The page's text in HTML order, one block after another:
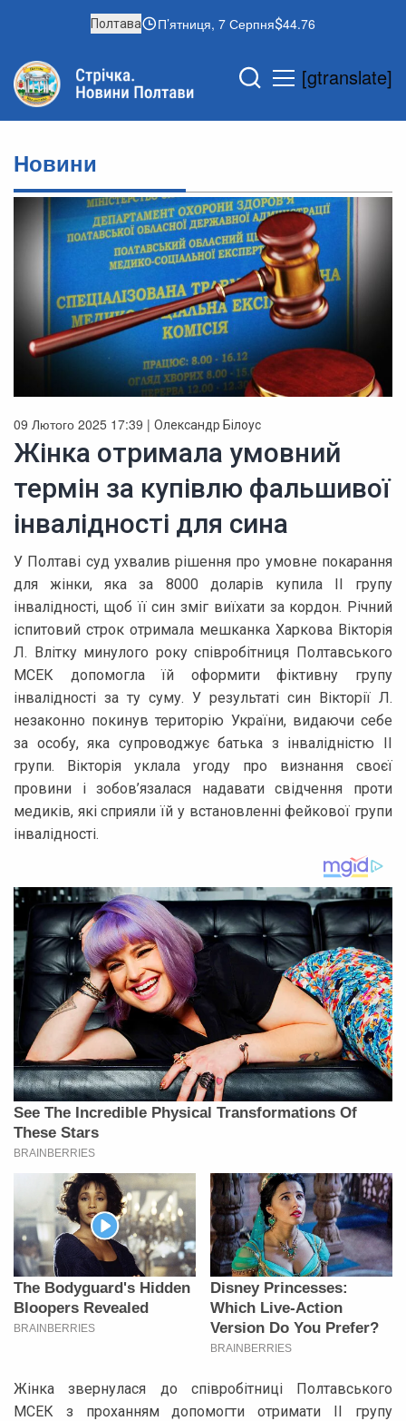
Полтава П’ятниця, 7 Серпня 44.76
[gtranslate]
Новини
09 Лютого 2025 17:39 | Олександр Білоус
Жінка отримала умовний
термін за купівлю фальшивої
інвалідності для сина
У Полтаві суд ухвалив рішення про умовне покарання
для жінки, яка за 8000 доларів купила II групу
інвалідності, щоб її син зміг виїхати за кордон. Річний
іспитовий строк отримала мешканка Харкова Вікторія
Л. Влітку минулого року співробітниця Полтавського
МСЕК допомогла їй оформити фіктивну групу
інвалідності за ту суму. У результаті син Вікторії Л.
незаконно покинув територію України, видаючи себе
за особу, яка супроводжує батька з інвалідністю II
групи. Вікторія уклала угоду про визнання своєї
провини і зобов’язалася надавати свідчення проти
медиків, які сприяли їй у встановленні фейкової групи
інвалідності.
Жінка звернулася до співробітниці Полтавського
МСЕК з проханням допомогти отримати II групу